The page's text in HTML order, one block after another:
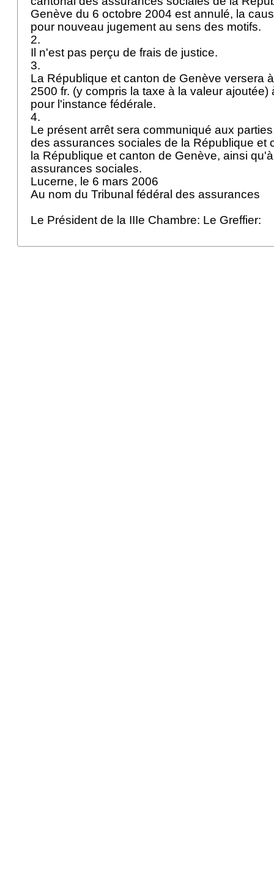
Genève du 6 octobre 2004 est annulé, la
pour nouveau jugement au sens des motifs.
2.
Il n'est pas perçu de frais de justice.
3.
La République et canton de Genève versera
2500 fr. (y compris la taxe à la valeur ajoutée)
pour l'instance fédérale.
4.
Le présent arrêt sera communiqué aux
des assurances sociales de la République et
la République et canton de Genève, ainsi
assurances sociales.
Lucerne, le 6 mars 2006
Au nom du Tribunal fédéral des assurances
Le Président de la IIIe Chambre: Le Greffier: